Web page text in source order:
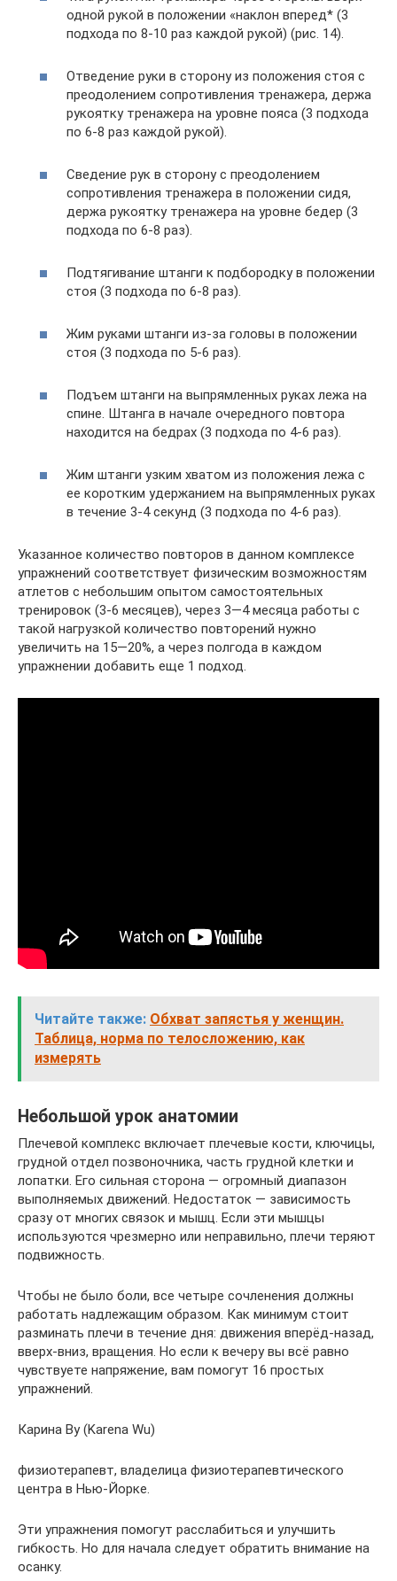
одной рукой в положении «наклон вперед* (3
подхода по 8-10 раз каждой рукой) (рис. 14).
Отведение руки в сторону из положения стоя с
преодолением сопротивления тренажера, держа
рукоятку тренажера на уровне пояса (3 подхода
по 6-8 раз каждой рукой).
Сведение рук в сторону с преодолением
сопротивления тренажера в положении сидя,
держа рукоятку тренажера на уровне бедер (3
подхода по 6-8 раз).
Подтягивание штанги к подбородку в положении
стоя (3 подхода по 6-8 раз).
Жим руками штанги из-за головы в положении
стоя (3 подхода по 5-6 раз).
Подъем штанги на выпрямленных руках лежа на
спине. Штанга в начале очередного повтора
находится на бедрах (3 подхода по 4-6 раз).
Жим штанги узким хватом из положения лежа с
ее коротким удержанием на выпрямленных руках
в течение 3-4 секунд (3 подхода по 4-6 раз).
Указанное количество повторов в данном комплексе
упражнений соответствует физическим возможностям
атлетов с небольшим опытом самостоятельных
тренировок (3-6 месяцев), через 3—4 месяца работы с
такой нагрузкой количество повторений нужно
увеличить на 15—20%, а через полгода в каждом
упражнении добавить еще 1 подход.
Читайте также: Обхват запястья у женщин.
Таблица, норма по телосложению, как
измерять
Небольшой урок анатомии
Плечевой комплекс включает плечевые кости, ключицы,
грудной отдел позвоночника, часть грудной клетки и
лопатки. Его сильная сторона — огромный диапазон
выполняемых движений. Недостаток — зависимость
сразу от многих связок и мышц. Если эти мышцы
используются чрезмерно или неправильно, плечи теряют
подвижность.
Чтобы не было боли, все четыре сочленения должны
работать надлежащим образом. Как минимум стоит
разминать плечи в течение дня: движения вперёд-назад,
вверх-вниз, вращения. Но если к вечеру вы всё равно
чувствуете напряжение, вам помогут 16 простых
упражнений.
Карина Ву (Karena Wu)
физиотерапевт, владелица физиотерапевтического
центра в Нью-Йорке.
Эти упражнения помогут расслабиться и улучшить
гибкость. Но для начала следует обратить внимание на
осанку.